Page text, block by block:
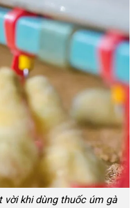
vời khi dùng thuốc úm gà